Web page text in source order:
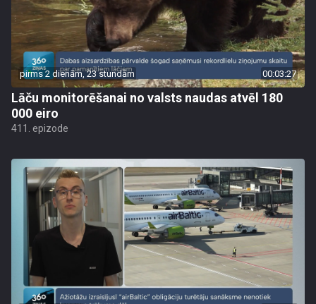
pirms 2 dienām, 23 stundām 00:03:27
Lāču monitorēšanai no valsts naudas atvēl 180
000 eiro
411. epizode